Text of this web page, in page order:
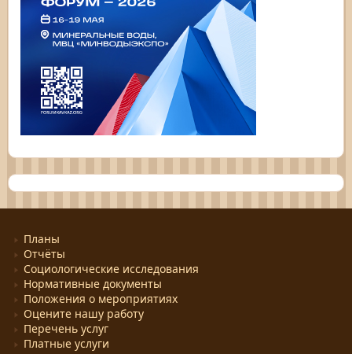
Планы
Отчёты
Социологические исследования
Нормативные документы
Положения о мероприятиях
Оцените нашу работу
Перечень услуг
Платные услуги